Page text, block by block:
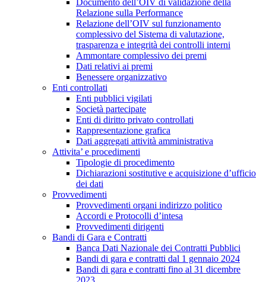
Relazione sulla Performance
Relazione dell’OIV sul funzionamento
complessivo del Sistema di valutazione,
trasparenza e integrità dei controlli interni
Ammontare complessivo dei premi
Dati relativi ai premi
Benessere organizzativo
Enti controllati
Enti pubblici vigilati
Società partecipate
Enti di diritto privato controllati
Rappresentazione grafica
Dati aggregati attività amministrativa
Attivita’ e procedimenti
Tipologie di procedimento
Dichiarazioni sostitutive e acquisizione d’ufficio
dei dati
Provvedimenti
Provvedimenti organi indirizzo politico
Accordi e Protocolli d’intesa
Provvedimenti dirigenti
Bandi di Gara e Contratti
Banca Dati Nazionale dei Contratti Pubblici
Bandi di gara e contratti dal 1 gennaio 2024
Bandi di gara e contratti fino al 31 dicembre
2023